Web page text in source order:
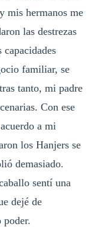
mis hermanos me
las destrezas
familiar, se
tanto, mi padre
Con ese
a mi
los Hanjers se
demasiado.
sentí una
dejé de
poder.